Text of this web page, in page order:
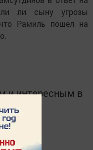
ли сыну угрозы
Рамиль пошел на
и интересным в
в